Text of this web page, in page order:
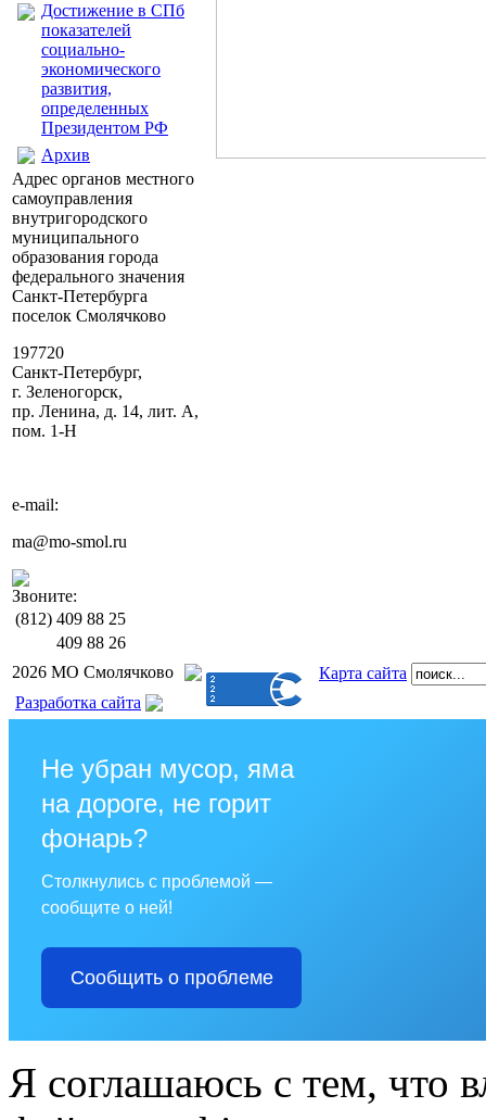
Достижение в СПб
показателей
социально-
экономического
развития,
определенных
Президентом РФ
Архив
Адрес органов местного
самоуправления
внутригородского
муниципального
образования города
федерального значения
Санкт-Петербурга
поселок Смолячково
197720
Санкт-Петербург,
г. Зеленогорск,
пр. Ленина, д. 14, лит. А,
пом. 1-Н
e-mail:
ma@mo-smol.ru
Звоните:
(812) 409 88 25
409 88 26
2026 МО Смолячково
Карта сайта
Разработка сайта
Не убран мусор, яма
на дороге, не горит
фонарь?
Столкнулись с проблемой —
сообщите о ней!
Сообщить о проблеме
Я соглашаюсь с тем, что